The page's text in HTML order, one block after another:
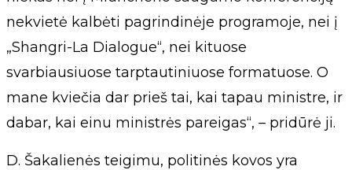
nekvietė kalbėti pagrindinėje programoje, nei į
„Shangri-La Dialogue“, nei kituose
svarbiausiuose tarptautiniuose formatuose. O
mane kviečia dar prieš tai, kai tapau ministre, ir
dabar, kai einu ministrės pareigas“, – pridūrė ji.
D. Šakalienės teigimu, politinės kovos yra